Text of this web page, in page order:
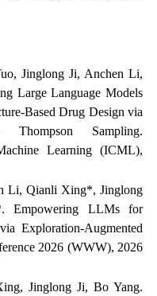
Jinglong Ji, Anchen Li,
Large Language Models
Based Drug Design via
Thompson Sampling.
Learning (ICML),
Li, Qianli Xing*, Jinglong
Empowering LLMs for
Exploration-Augmented
2026 (WWW), 2026
Jinglong Ji, Bo Yang.